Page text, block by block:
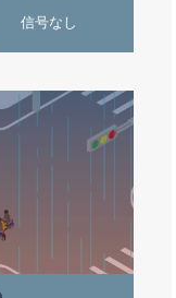
信号なし